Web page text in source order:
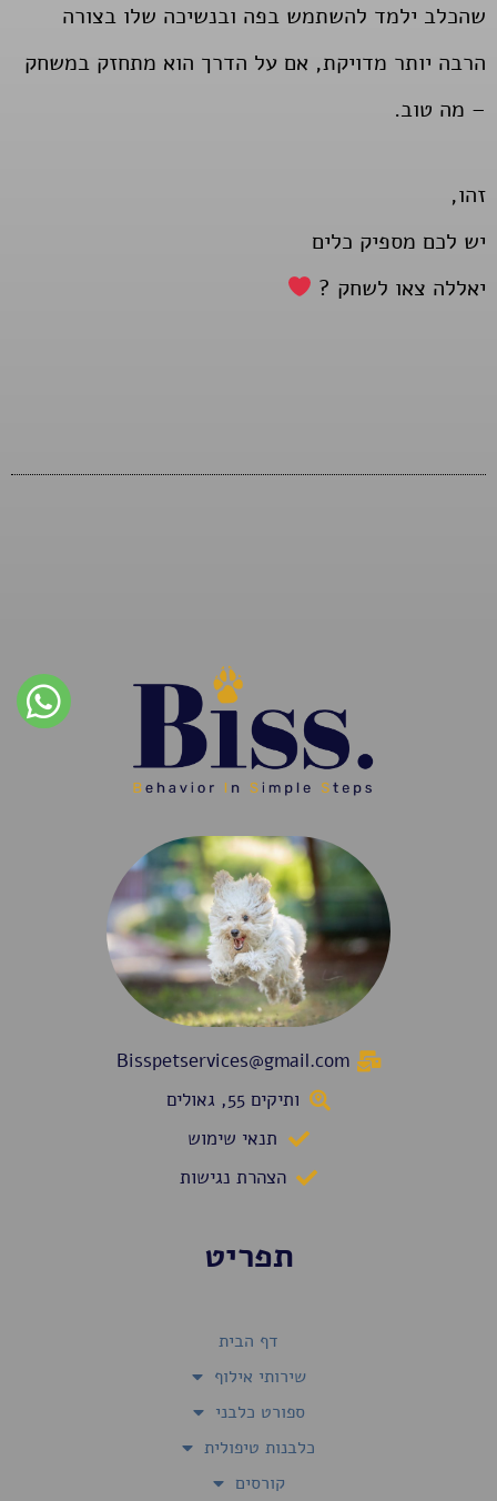
שהכלב ילמד להשתמש בפה ובנשיכה שלו בצורה
הרבה יותר מדויקת, אם על הדרך הוא מתחזק במשחק
– מה טוב.
זהו,
יש לכם מספיק כלים
יאללה צאו לשחק ?
Bisspetservices@gmail.com
ותיקים 55, גאולים
תנאי שימוש
הצהרת נגישות
תפריט
דף הבית
שירותי אילוף
ספורט כלבני
כלבנות טיפולית
קורסים